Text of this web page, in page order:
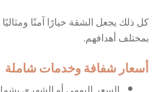
كل ذلك يجعل الشقة خيارًا آمنًا
بمختلف أهدافهم.
أسعار شفافة وخدمات شاملة